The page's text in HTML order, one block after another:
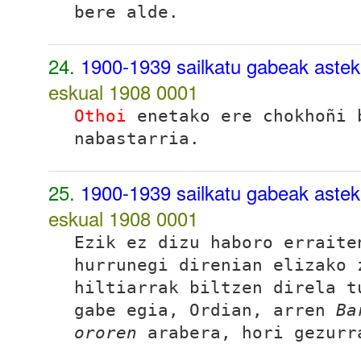
bere alde.
24. 1900-1939 sailkatu gabeak
eskual 1908 0001
Othoi enetako ere
nabastarria.
25. 1900-1939 sailkatu gabeak
eskual 1908 0001
Ezik ez dizu haboro
hurrunegi direnian elizako
hiltiarrak biltzen direla
gabe egia, Ordian, arren
ororen arabera, hori